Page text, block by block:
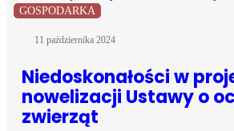
GOSPODARKA
11 października 2024
Niedoskonałości w
nowelizacji Ustawy o
zwierząt